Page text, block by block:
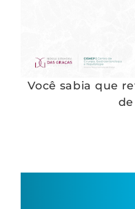
Você sabia que